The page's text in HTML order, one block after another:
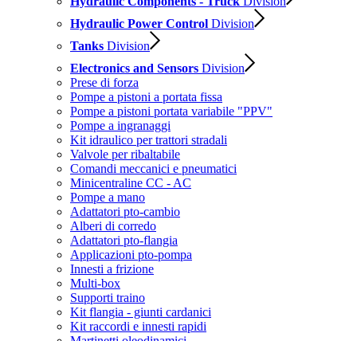
Hydraulic Power Control Division
Tanks Division
Electronics and Sensors Division
Prese di forza
Pompe a pistoni a portata fissa
Pompe a pistoni portata variabile "PPV"
Pompe a ingranaggi
Kit idraulico per trattori stradali
Valvole per ribaltabile
Comandi meccanici e pneumatici
Minicentraline CC - AC
Pompe a mano
Adattatori pto-cambio
Alberi di corredo
Adattatori pto-flangia
Applicazioni pto-pompa
Innesti a frizione
Multi-box
Supporti traino
Kit flangia - giunti cardanici
Kit raccordi e innesti rapidi